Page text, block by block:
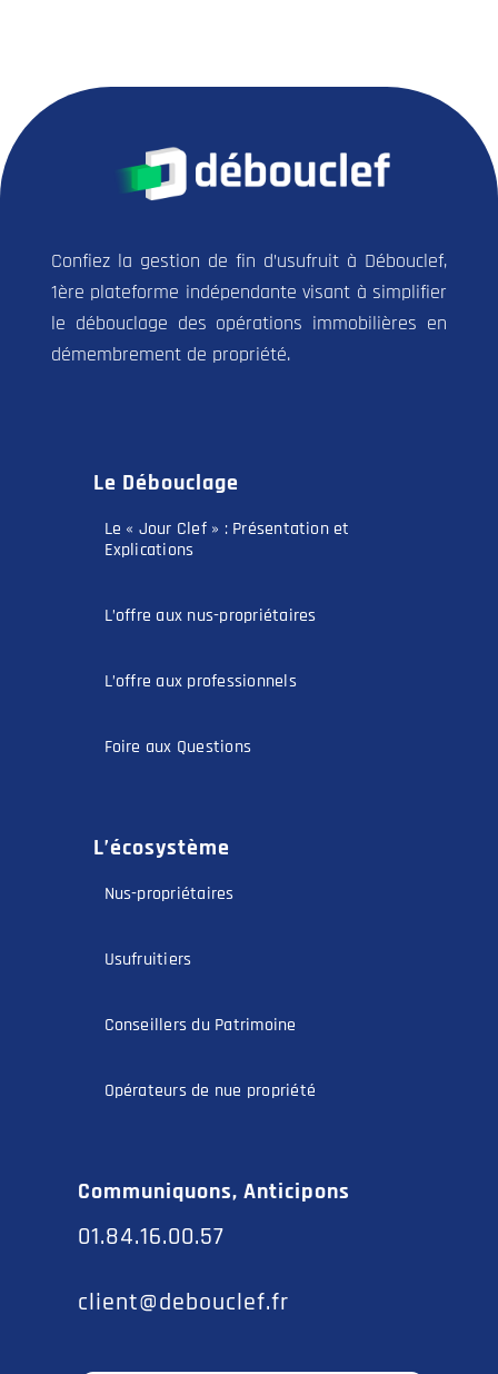
Confiez la gestion de fin d’usufruit à Débouclef,
1ère plateforme indépendante visant à simplifier
le débouclage des opérations immobilières en
démembrement de propriété.
Le Débouclage
Le « Jour Clef » : Présentation et
Explications
L’offre aux nus-propriétaires
L’offre aux professionnels
Foire aux Questions
L’écosystème
Nus-propriétaires
Usufruitiers
Conseillers du Patrimoine
Opérateurs de nue propriété
Communiquons, Anticipons
01.84.16.00.57
client@debouclef.fr